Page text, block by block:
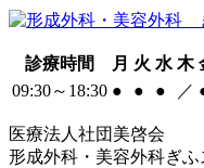
診療時間 月 火 水 木
09:30～18:30 ● ● ● ／
医療法人社団美啓会
形成外科・美容外科ぎ